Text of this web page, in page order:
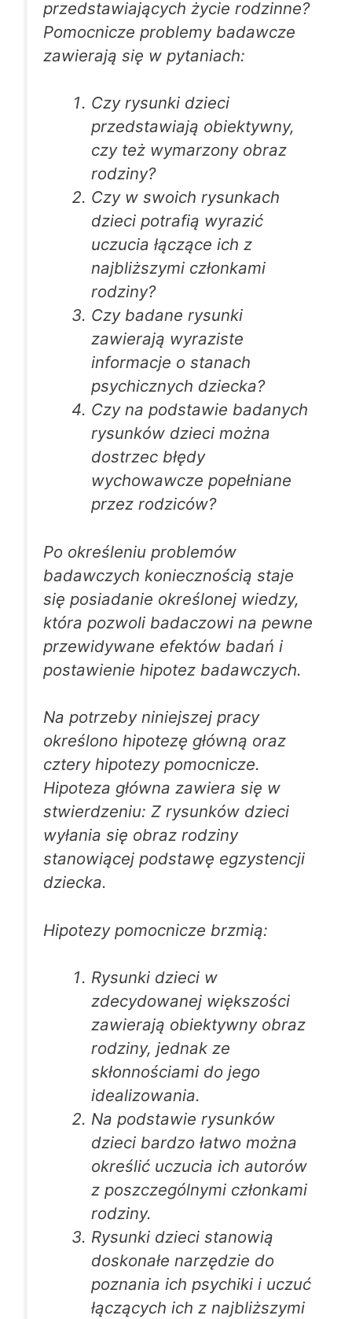
przedstawiających życie rodzinne?
Pomocnicze problemy badawcze
zawierają się w pytaniach:
Czy rysunki dzieci
przedstawiają obiektywny,
czy też wymarzony obraz
rodziny?
Czy w swoich rysunkach
dzieci potrafią wyrazić
uczucia łączące ich z
najbliższymi członkami
rodziny?
Czy badane rysunki
zawierają wyraziste
informacje o stanach
psychicznych dziecka?
Czy na podstawie badanych
rysunków dzieci można
dostrzec błędy
wychowawcze popełniane
przez rodziców?
Po określeniu problemów
badawczych koniecznością staje
się posiadanie określonej wiedzy,
która pozwoli badaczowi na pewne
przewidywane efektów badań i
postawienie hipotez badawczych.
Na potrzeby niniejszej pracy
określono hipotezę główną oraz
cztery hipotezy pomocnicze.
Hipoteza główna zawiera się w
stwierdzeniu: Z rysunków dzieci
wyłania się obraz rodziny
stanowiącej podstawę egzystencji
dziecka.
Hipotezy pomocnicze brzmią:
Rysunki dzieci w
zdecydowanej większości
zawierają obiektywny obraz
rodziny, jednak ze
skłonnościami do jego
idealizowania.
Na podstawie rysunków
dzieci bardzo łatwo można
określić uczucia ich autorów
z poszczególnymi członkami
rodziny.
Rysunki dzieci stanowią
doskonałe narzędzie do
poznania ich psychiki i uczuć
łączących ich z najbliższymi